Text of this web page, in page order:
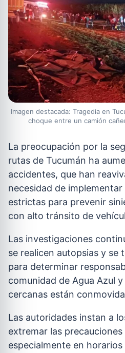
Imagen destacada: Tragedia en
choque entre un camión
La preocupación por la
rutas de Tucumán ha
accidentes, que han
necesidad de implementar
estrictas para prevenir
con alto tránsito de
Las investigaciones
se realicen autopsias y se
para determinar
comunidad de Agua Azul
cercanas están
Las autoridades instan a
extremar las precauciones
especialmente en